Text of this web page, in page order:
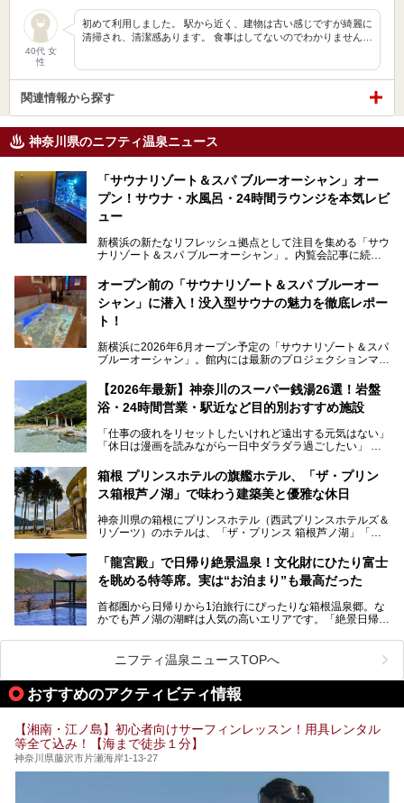
40代 女
性
初めて利用しました。 駅から近く、建物は古い感じですが綺麗に
清掃され、清潔感あります。 食事はしてないのでわかりません…
関連情報から探す
神奈川県のニフティ温泉ニュース
「サウナリゾート＆スパ ブルーオーシャン」オー
プン！サウナ・水風呂・24時間ラウンジを本気レビ
ュー
新横浜の新たなリフレッシュ拠点として注目を集める「サウ
ナリゾート＆スパ ブルーオーシャン」。内覧会記事に続
す。サウナや水風呂の気持ちよさはもちろん、リラックスス
ペースの過ごしやすさまで徹底チェック。新横浜エリアで日
常の疲れをリセットしたい人、ライブやスポーツ観戦遠征組
は必見です。
オープン前の「サウナリゾート＆スパ ブルーオー
シャン」に潜入！没入型サウナの魅力を徹底レポー
ト！
新横浜に2026年6月オープン予定の「サウナリゾート＆スパ
ブルーオーシャン」。館内には最新のプロジェクションマッ
的な“没入感（イマーシブ）”を体験できます。
今回は、そんな大注目の施設に一足先にお邪魔し、その全貌
を見学させていただきました！
サウナ室の中に咲き誇る桜、魚たちが泳ぐ水風呂、そしてバ
リのビーチを思わせる休憩スペース…。驚きの連続だった館
内の様子をレポートします！
【2026年最新】神奈川のスーパー銭湯26選！岩盤
浴・24時間営業・駅近など目的別おすすめ施設
「仕事の疲れをリセットしたいけれど遠出する元気はない」
「休日は漫画を読みながら一日中ダラダラ過ごしたい」
たい」
そんな「癒やされたい」という願いを叶えてくれるのが、神
神奈川県には、サウナや岩盤浴、一日中遊べるエンタメ施設
など、“非日常”を味わえるスーパー銭湯が数多く揃っていま
う」という人も多いはず。
そこで今回は、神奈川県内の人気施設26選を「安さ」「岩
業」「駅近」など、目的別に厳選して紹介します。
今の気分にぴったりの施設を見つけて、最高のリフレッシュ
箱根 プリンスホテルの旗艦ホテル、「ザ・プリン
ス箱根芦ノ湖」で味わう建築美と優雅な休日
神奈川県の箱根にプリンスホテル（西武プリンスホテルズ＆
リゾーツ）のホテルは、「ザ・プリンス 箱根芦ノ湖」「芦
「箱根仙石原プリンスホテル」と4軒あり、今回ご紹介する
「ザ・プリンス 箱根芦ノ湖」は、その中でもフラッグシッ
プ（旗艦）に位置づけられる特別なホテルです。
昭和の日本を代表する建築家の一人、村野藤吾が芦ノ湖の畔
に建てた桃源郷のようなホテルがここ。自家源泉の温泉や、
提供元：株式会社西武・プリンスホテルズワールドワイド
【PR】
この記事はザ・プリンス 箱根芦ノ湖のPR記事です。
「龍宮殿」で日帰り絶景温泉！文化財にひたり富士
を眺める特等席。実は“お泊まり”も最高だった
首都圏から日帰りから1泊旅行にぴったりな箱根温泉郷。な
かでも芦ノ湖の湖畔は人気の高いエリアです。「絶景日帰り
が楽しめるまさに眺望自慢の日帰り温泉。
そしてここは全24室の「箱根 芦ノ湖畔蛸川温泉 龍宮殿」と
して宿泊もできます。宿泊者は「龍宮殿本館」の営業時間に
加えて、朝6時からの宿泊者専用時間帯にも「龍宮殿本館」
のお風呂が利用できます。
今回は日帰り温泉としての「絶景日帰り温泉 龍宮殿本館
（以下、龍宮殿本館）」と、旅館としての「箱根 芦ノ湖畔
蛸川温泉 龍宮殿（以下、龍宮殿）」の両方の魅力をたっぷ
りお伝えします！
ここは箱根神社、九頭龍神社、白龍神社、箱根元宮と箱根の
4つの神社に囲まれたパワースポットです。
ニフティ温泉ニュースTOPへ
おすすめのアクティビティ情報
【湘南・江ノ島】初心者向けサーフィンレッスン！用具レンタル
等全て込み！【海まで徒歩１分】
神奈川県藤沢市片瀬海岸1-13-27